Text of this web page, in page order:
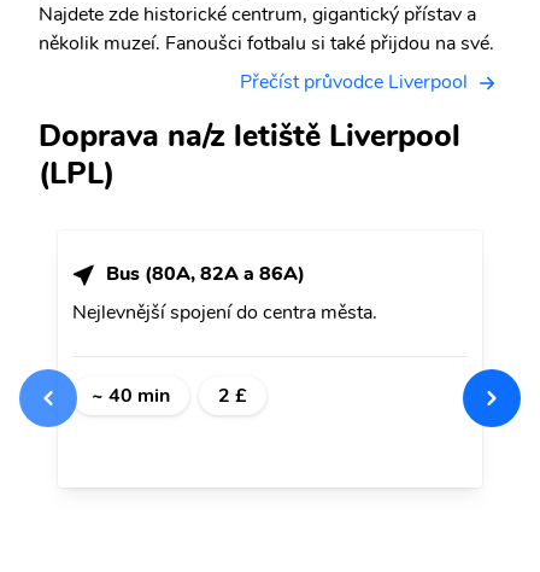
Najdete zde historické centrum, gigantický přístav a
několik muzeí. Fanoušci fotbalu si také přijdou na své.
Přečíst průvodce Liverpool
Doprava na/z letiště Liverpool
(LPL)
Bus (80A, 82A a 86A)
Nejlevnější spojení do centra města.
~ 40 min 2 £